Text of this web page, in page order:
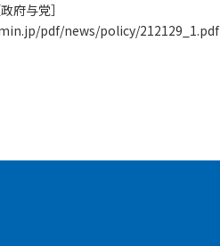
府与党］
pdf/news/policy/212129_1.pdf